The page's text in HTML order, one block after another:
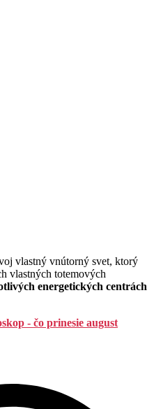
vlastný vnútorný svet, ktorý
vlastných totemových
energetických centrách
- čo prinesie august